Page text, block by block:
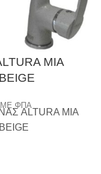
MIA
ΜΕ ΦΠΑ
ALTURA MIA